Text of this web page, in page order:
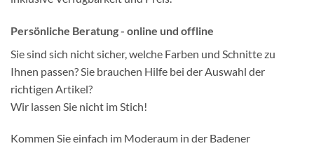
Persönliche Beratung - online und offline
Sie sind sich nicht sicher, welche Farben und Schnitte zu
Ihnen passen? Sie brauchen Hilfe bei der Auswahl der
richtigen Artikel?
Wir lassen Sie nicht im Stich!
Kommen Sie einfach im Moderaum in der Badener